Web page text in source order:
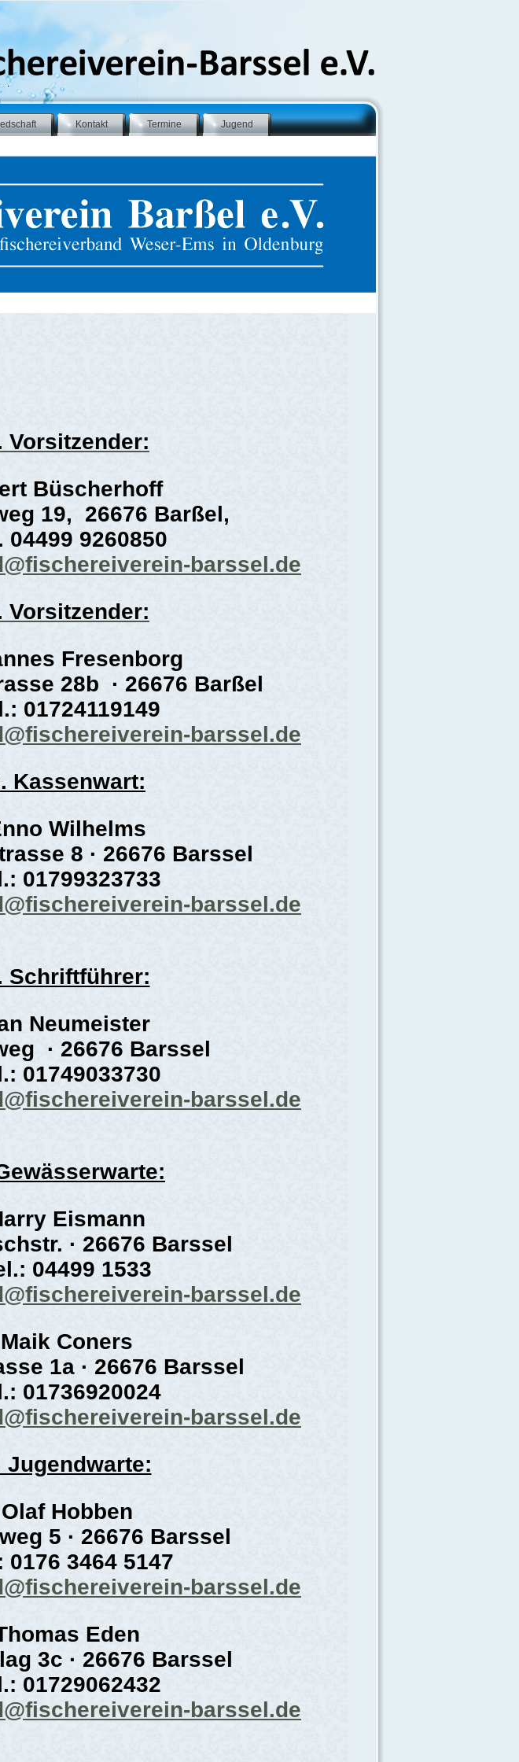
Kontakt Termine Jugend
Vorsitzender:
Büscherhoff
19, 26676 Barßel,
04499 9260850
barssel.de
Vorsitzender:
Fresenborg
28b · 26676 Barßel
01724119149
barssel.de
Kassenwart:
Wilhelms
8 · 26676 Barssel
01799323733
barssel.de
Schriftführer:
Neumeister
· 26676 Barssel
01749033730
barssel.de
Eismann
· 26676 Barssel
04499 1533
barssel.de
Maik Coners
1a · 26676 Barssel
01736920024
barssel.de
Jugendwarte:
Olaf Hobben
5 · 26676 Barssel
0176 3464 5147
barssel.de
Eden
3c · 26676 Barssel
01729062432
barssel.de